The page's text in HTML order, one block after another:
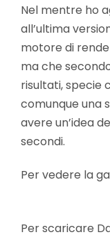
Nel mentre ho
all’ultima
motore di
ma che
risultati, specie
comunque una
avere un’idea
secondi.
Per vedere la
Per scaricare